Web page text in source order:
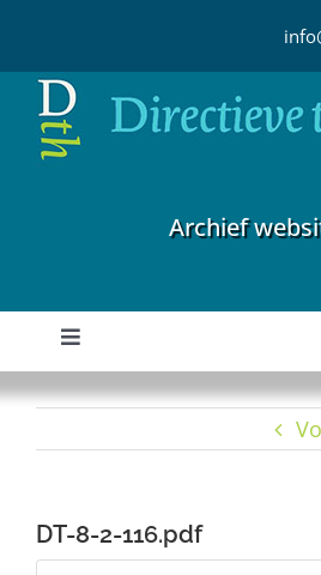
inhoud
Archief
Toggle
Navigation
Home
Auteurs
DT-8-2-116.pdf